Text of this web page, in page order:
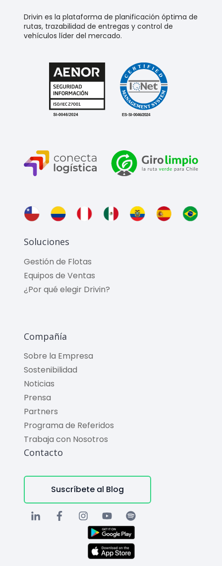
Drivin es la plataforma de planificación óptima de
rutas, trazabilidad de entregas y control de
vehículos líder del mercado.
Soluciones
Gestión de Flotas
Equipos de Ventas
¿Por qué elegir Drivin?
Compañía
Sobre la Empresa
Sostenibilidad
Noticias
Prensa
Partners
Programa de Referidos
Trabaja con Nosotros
Contacto
Suscríbete al Blog